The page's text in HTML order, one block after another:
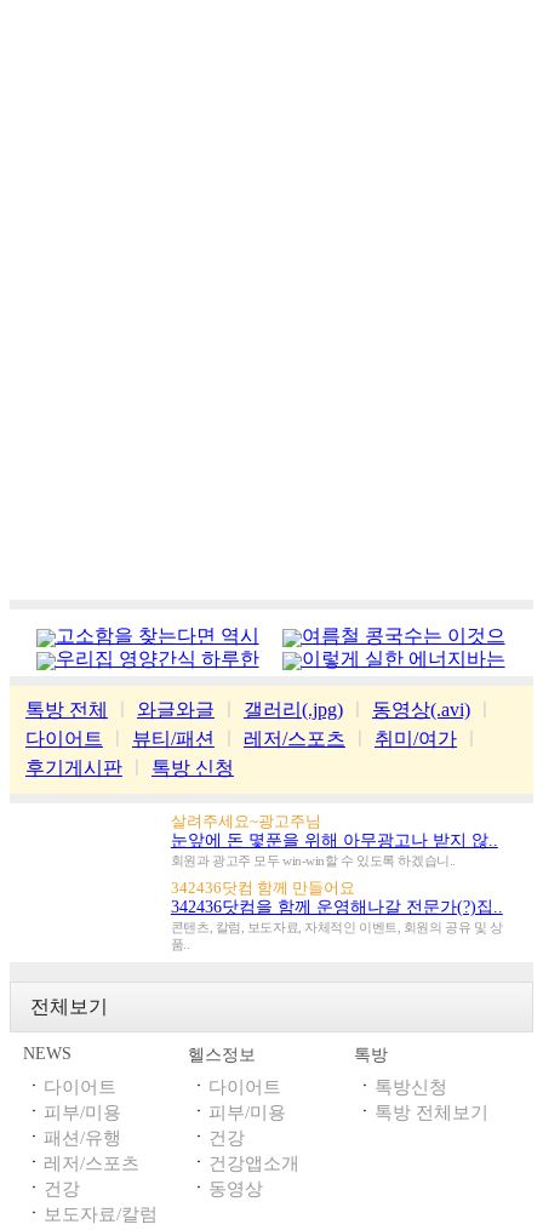
고소함을 찾는다면 역시
가평잣
여름철 콩국수는 이것으
로
우리집 영양간식 하루한
줌
이렇게 실한 에너지바는
처음
톡방 전체
와글와글 갤러리(.jpg) 동영상(.avi)
다이어트
뷰티/패션 레저/스포츠 취미/여가
후기게시판
톡방 신청
살려주세요~광고주님
눈앞에 돈 몇푼을 위해 아무광고나 받지 않..
회원과 광고주 모두 win-win할 수 있도록 하겠습니..
342436닷컴 함께 만들어요
342436닷컴을 함께 운영해나갈 전문가(?)집..
콘텐츠, 칼럼, 보도자료, 자체적인 이벤트, 회원의 공유 및 상
품..
전체보기
NEWS
ㆍ 다이어트
ㆍ 피부/미용
ㆍ 패션/유행
ㆍ 레저/스포츠
ㆍ 건강
ㆍ 보도자료/칼럼
헬스정보
ㆍ 다이어트
ㆍ 피부/미용
ㆍ 건강
ㆍ 건강앱소개
ㆍ 동영상
톡방
ㆍ 톡방신청
ㆍ 톡방 전체보기